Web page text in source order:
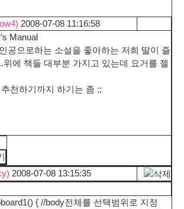
2008-07-08 11:16:58
Manual
공으로하는 소설을 좋아하는 저희 딸이 즐
위에 책들 대부분 가지고 있는데 요거를 젤
천하기까지 하기는 좀 ;;
2008-07-08 13:15:35
{ //body전체를 선택범위로 지정